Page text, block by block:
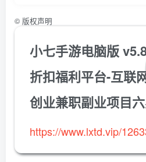
© 版权声明
小七手游电脑版
折扣福利平台-互联
创业兼职副业项目
https://www.lxtd.vip/